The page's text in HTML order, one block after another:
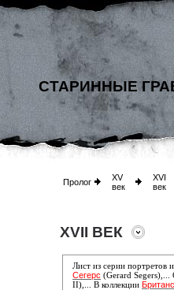
СТАРИННЫЕ
Пролог
XV
век
XVI
век
XVII ВЕК
Лист из серии портретов
Сегерс (Gerard Segers),...
II),... В коллекции